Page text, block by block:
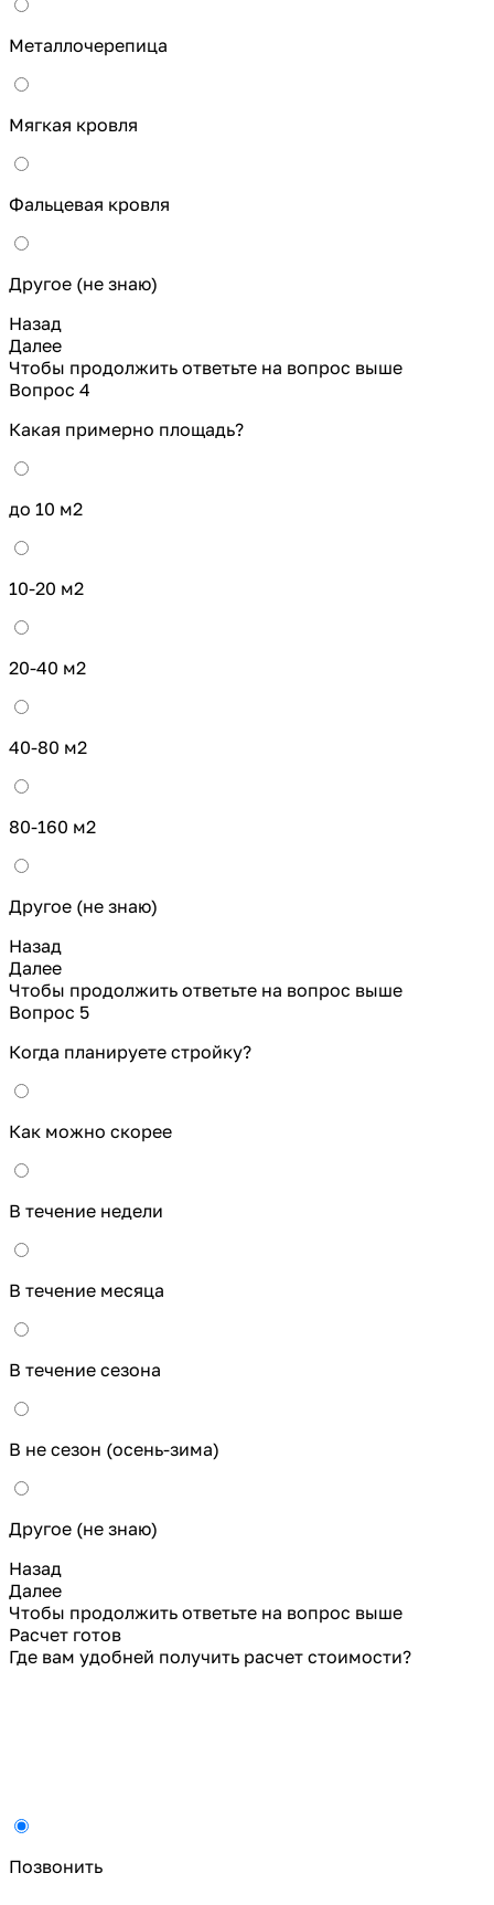
Металлочерепица
Мягкая кровля
Фальцевая кровля
Другое (не знаю)
Назад
Далее
Чтобы продолжить ответьте на вопрос выше
Вопрос 4
Какая примерно площадь?
до 10 м2
10-20 м2
20-40 м2
40-80 м2
80-160 м2
Другое (не знаю)
Назад
Далее
Чтобы продолжить ответьте на вопрос выше
Вопрос 5
Когда планируете стройку?
Как можно скорее
В течение недели
В течение месяца
В течение сезона
В не сезон (осень-зима)
Другое (не знаю)
Назад
Далее
Чтобы продолжить ответьте на вопрос выше
Расчет готов
Где вам удобней получить расчет стоимости?
Позвонить